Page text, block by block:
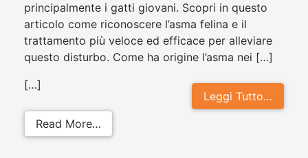
principalmente i gatti giovani. Scopri in questo
articolo come riconoscere l’asma felina e il
trattamento più veloce ed efficace per alleviare
questo disturbo. Come ha origine l’asma nei […]
Leggi Tutto…
[…]
Read More…